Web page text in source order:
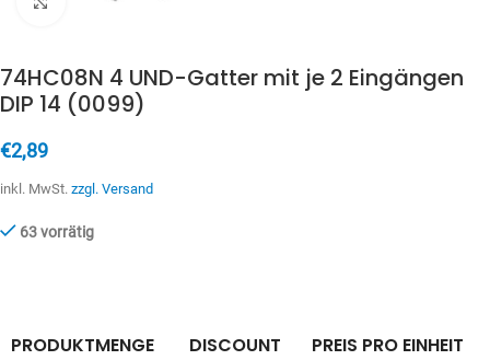
74HC08N 4 UND-Gatter mit je 2 Eingängen
DIP 14 (0099)
€2,89
inkl. MwSt. zzgl. Versand
63 vorrätig
PRODUKTMENGE DISCOUNT PREIS PRO EINHEIT